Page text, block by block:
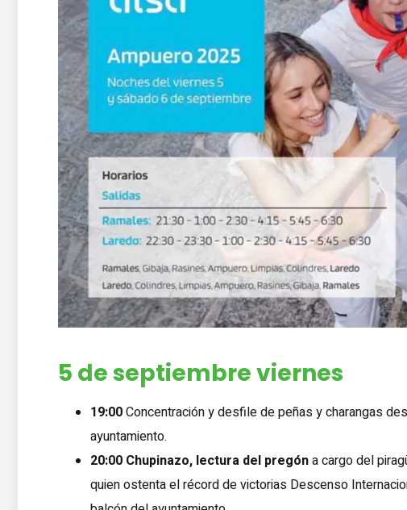
5 de septiembre viernes
19:00Concentración y desfile de peñas y charangas
ayuntamiento.
20:00 Chupinazo, lectura del pregóna cargo del
quien ostenta el récord de victorias Descenso